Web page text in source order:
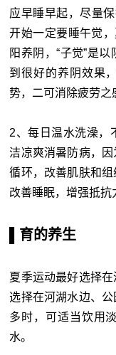
应早睡早起，尽量
开始一定要睡午觉
阳养阴，“子觉”是
到很好的养阴效果
势，二可消除疲劳之
2、每日温水洗澡，
洁凉爽消暑防病，
循环，改善肌肤和组
改善睡眠，增强抵抗
▌育的养生
夏季运动最好选择
选择在河湖水边、
多时，可适当饮用
水。